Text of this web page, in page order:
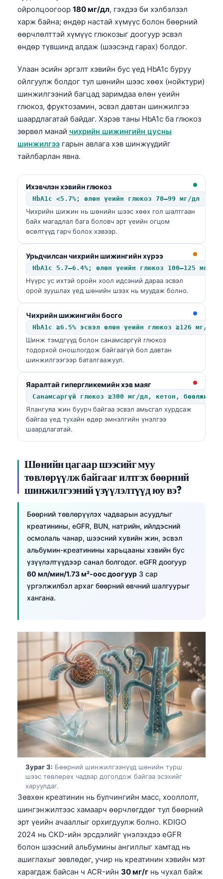
ойролцоогоор 180 мг/дл, гэхдээ би хэлбэлзэл
харж байна; өндөр настай хүмүүс болон бөөрний
өөрчлөлттэй хүмүүс глюкозыг доогуур эсвэл
өндөр түвшинд алдаж (шээсэнд гарах) болдог.
Улаан эсийн эргэлт хэвийн бус үед HbA1c буруу
ойлгуулж болдог тул шөнийн шээс хөөх (нойктури)
шинжилгээний багцад заримдаа өлөн үеийн
глюкоз, фруктозамин, эсвэл давтан шинжилгээ
шаардлагатай байдаг. Хэрэв таны HbA1c ба глюкоз
зөрвөл манай чихрийн шижингийн цусны
шинжилгээ гарын авлага хэв шинжүүдийг
тайлбарлан явна.
Ихэвчлэн хэвийн глюкоз
HbA1c <5.7%; өлөн үеийн глюкоз 70–99 мг/дл
Чихрийн шижин нь шөнийн шээс хөөх гол шалтгаан
байх магадлал бага боловч эрт үеийн огцом
өсөлтүүд гарч болох хэвээр.
Урьдчилсан чихрийн шижингийн хүрээ
HbA1c 5.7–6.4%; өлөн үеийн глюкоз 100–125 мг/дл
Нүүрс ус ихтэй оройн хоол идсэний дараа эсвэл
орой зуушлах үед шөнийн шээх нь муудаж болно.
Чихрийн шижингийн босго
HbA1c ≥6.5% эсвэл өлөн үеийн глюкоз ≥126 мг/дл
Шинж тэмдгүүд болон санамсаргүй глюкоз
тодорхой оношлогдож байгаагүй бол давтан
шинжилгээгээр баталгаажуул.
Яаралтай гипергликемийн хэв маяг
Санамсаргүй глюкоз ≥300 мг/дл, кетон, бөөлжилт,
Ялангуяа жин буурч байгаа эсвэл амьсгал хурдсаж
байгаа үед тухайн өдөр эмнэлгийн үнэлгээ
шаардлагатай.
Шөнийн цагаар шээсийг муу
төвлөрүүлж байгааг илтгэх бөөрний
шинжилгээний үзүүлэлтүүд юу вэ?
Бөөрний төвлөрүүлэх чадварын асуудлыг
креатинины, eGFR, BUN, натрийн, ийлдэсний
осмолаль чанар, шээсний хувийн жин, эсвэл
альбумин-креатинины харьцааны хэвийн бус
үзүүлэлтүүдээр санал болгодог. eGFR доогуур
60 мл/мин/1.73 м²-оос доогуур 3 сар
үргэлжилбэл архаг бөөрний өвчний шалгуурыг
хангана.
Зураг 3: Бөөрний шинжилгээнүүд шөнийн турш
шээс төвлөрөх чадвар доголдож байгаа эсэхийг
харуулдаг.
Зөвхөн креатинин нь булчингийн масс, хооллолт,
шингэнжилтээс хамаарч өөрчлөгддөг тул бөөрний
эрт үеийн ачааллыг орхигдуулж болно. KDIGO
2024 нь CKD-ийн эрсдэлийг үнэлэхдээ eGFR
болон шээсний альбумины ангиллыг хамтад нь
ашиглахыг зөвлөдөг, учир нь креатинин хэвийн мэт
харагдаж байсан ч ACR-ийн 30 мг/г нь чухал байж